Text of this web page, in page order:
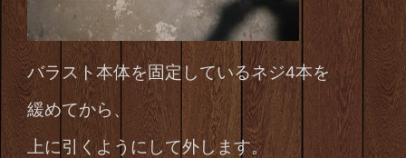
バラスト本体を固定しているネジ4本を
緩めてから、
上に引くようにして外します。